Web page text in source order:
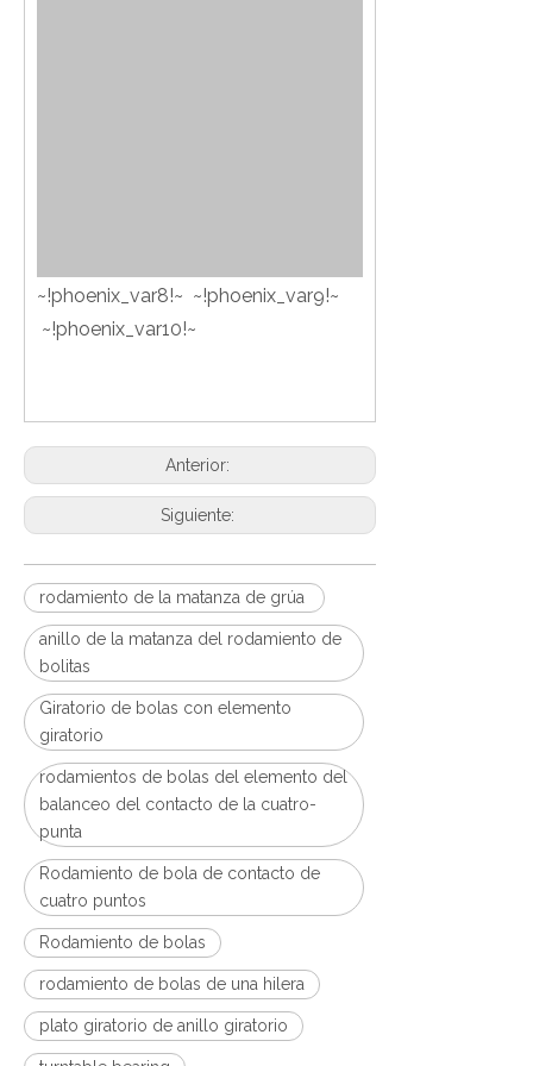
~!phoenix_var8!~ ~!phoenix_var9!~
~!phoenix_var10!~
Anterior:
Siguiente:
rodamiento de la matanza de grúa
anillo de la matanza del rodamiento de
bolitas
Giratorio de bolas con elemento
giratorio
rodamientos de bolas del elemento del
balanceo del contacto de la cuatro-
punta
Rodamiento de bola de contacto de
cuatro puntos
Rodamiento de bolas
rodamiento de bolas de una hilera
plato giratorio de anillo giratorio